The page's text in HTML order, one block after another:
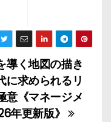
導く地図の描き
に求められるリ
意《マネージメ
年更新版》